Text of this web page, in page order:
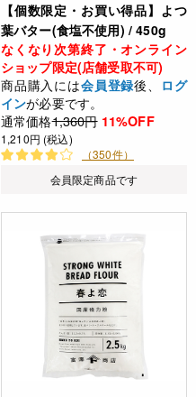
【個数限定・お買い得品】よつ
葉バター(食塩不使用) / 450g
なくなり次第終了・オンライン
ショップ限定(店舗受取不可)
商品購入には会員登録後、
ログ
インが必要です。
通常価格1,360円 11%OFF
1,210円 (税込)
（350件）
会員限定商品です